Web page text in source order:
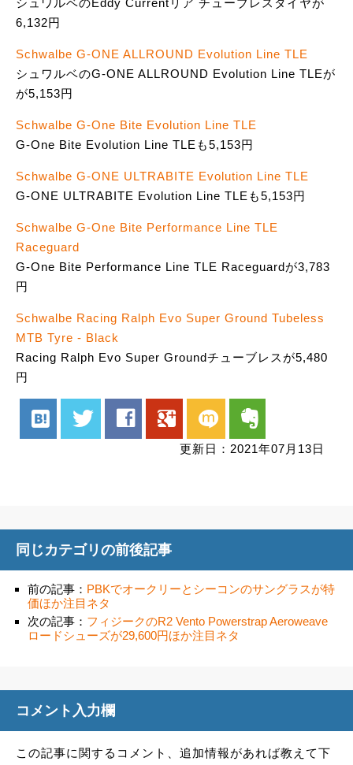
シュワルベのEddy Currentリア チューブレスタイヤが
6,132円
Schwalbe G-ONE ALLROUND Evolution Line TLE
シュワルベのG-ONE ALLROUND Evolution Line TLEが
が5,153円
Schwalbe G-One Bite Evolution Line TLE
G-One Bite Evolution Line TLEも5,153円
Schwalbe G-ONE ULTRABITE Evolution Line TLE
G-ONE ULTRABITE Evolution Line TLEも5,153円
Schwalbe G-One Bite Performance Line TLE
Raceguard
G-One Bite Performance Line TLE Raceguardが3,783
円
Schwalbe Racing Ralph Evo Super Ground Tubeless
MTB Tyre - Black
Racing Ralph Evo Super Groundチューブレスが5,480
円
hatenabookmark twitter facebook google mixi evernote
更新日：2021年07月13日
同じカテゴリの前後記事
前の記事： PBKでオークリーとシーコンのサングラスが特
価ほか注目ネタ
次の記事： フィジークのR2 Vento Powerstrap Aeroweave
ロードシューズが29,600円ほか注目ネタ
コメント入力欄
この記事に関するコメント、追加情報があれば教えて下